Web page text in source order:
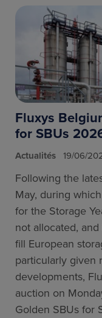
Fluxys
for SBUs
Actualités 19/06/
Following the
May, during
for the Storage
not allocated,
fill European
particularly given
developments,
auction on
Golden SBUs for